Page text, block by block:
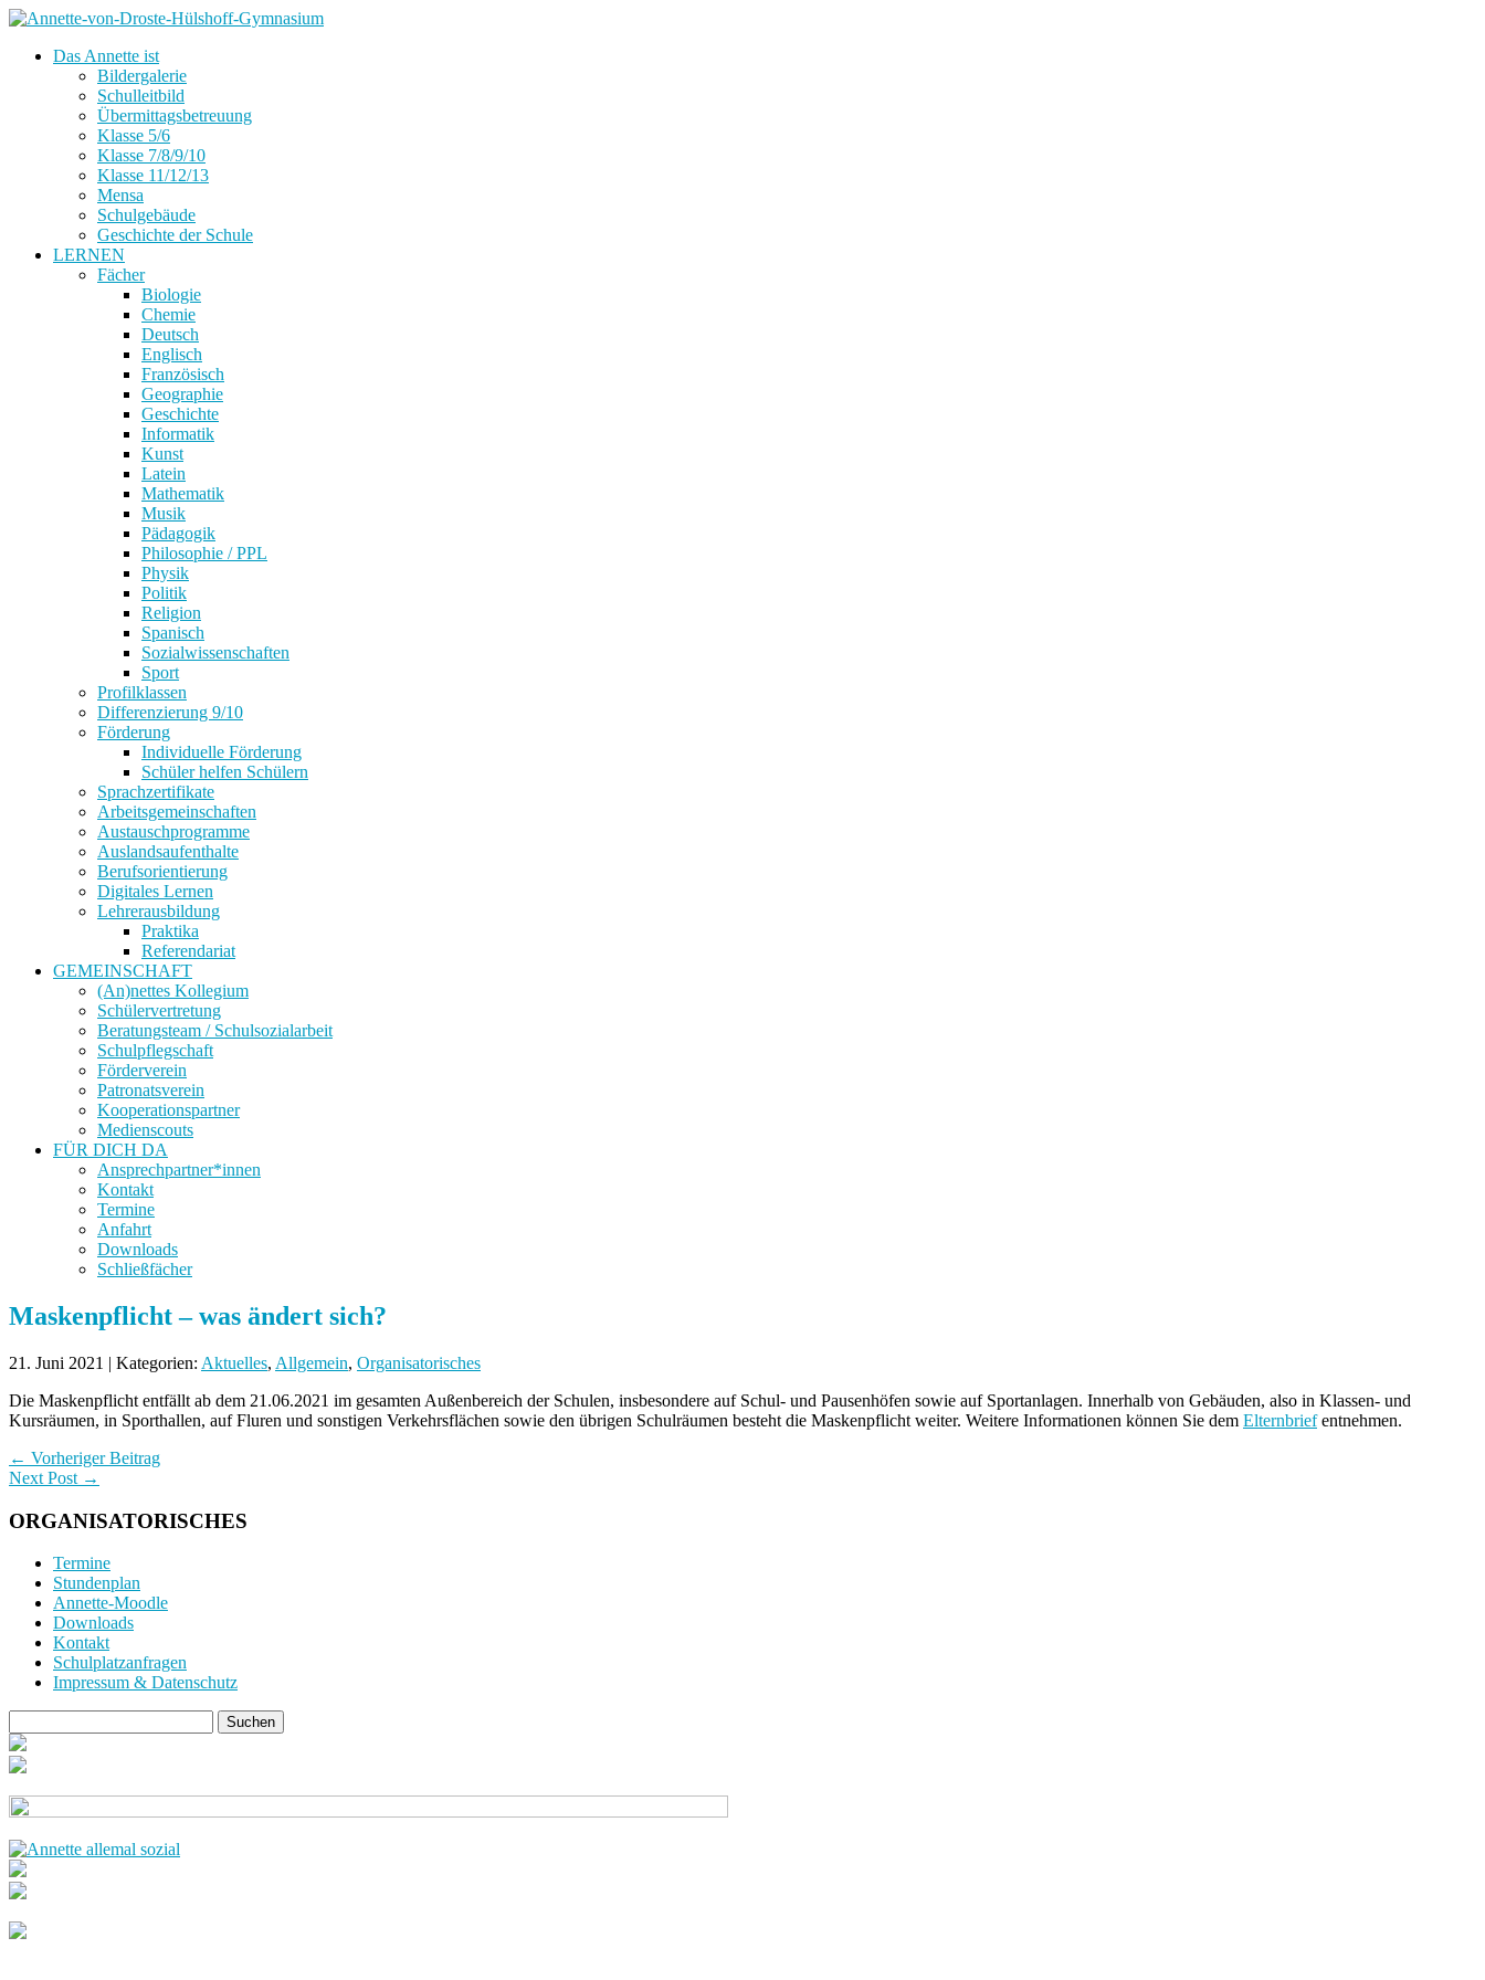
Das Annette ist
Bildergalerie
Schulleitbild
Übermittagsbetreuung
Klasse 5/6
Klasse 7/8/9/10
Klasse 11/12/13
Mensa
Schulgebäude
Geschichte der Schule
LERNEN
Fächer
Biologie
Chemie
Deutsch
Englisch
Französisch
Geographie
Geschichte
Informatik
Kunst
Latein
Mathematik
Musik
Pädagogik
Philosophie / PPL
Physik
Politik
Religion
Spanisch
Sozialwissenschaften
Sport
Profilklassen
Differenzierung 9/10
Förderung
Individuelle Förderung
Schüler helfen Schülern
Sprachzertifikate
Arbeitsgemeinschaften
Austauschprogramme
Auslandsaufenthalte
Berufsorientierung
Digitales Lernen
Lehrerausbildung
Praktika
Referendariat
GEMEINSCHAFT
(An)nettes Kollegium
Schülervertretung
Beratungsteam / Schulsozialarbeit
Schulpflegschaft
Förderverein
Patronatsverein
Kooperationspartner
Medienscouts
FÜR DICH DA
Ansprechpartner*innen
Kontakt
Termine
Anfahrt
Downloads
Schließfächer
Maskenpflicht – was ändert sich?
21. Juni 2021 | Kategorien: Aktuelles, Allgemein, Organisatorisches
Die Maskenpflicht entfällt ab dem 21.06.2021 im gesamten Außenbereich der Schulen, insbesondere auf Schul- und Pausenhöfen sowie auf Sportanlagen. Innerhalb von Gebäuden, also in Klassen- und
Kursräumen, in Sporthallen, auf Fluren und sonstigen Verkehrsflächen sowie den übrigen Schulräumen besteht die Maskenpflicht weiter. Weitere Informationen können Sie dem Elternbriefentnehmen.
← Vorheriger Beitrag
Next Post →
ORGANISATORISCHES
Termine
Stundenplan
Annette-Moodle
Downloads
Kontakt
Schulplatzanfragen
Impressum & Datenschutz